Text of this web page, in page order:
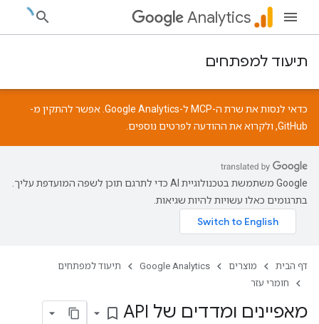
Analytics
תיעוד למפתחים
כדאי לנסות את שרת ה-MCP ל-Google Analytics. אפשר להתקין מ-
GitHub, ולקרוא את ההודעה לפרטים נוספים.
‫Google משתמשת בטכנולוגיית AI כדי לתרגם תוכן לשפה המועדפת עליך.
בתרגומים כאלו עשויות להיות שגיאות.
דף הבית מוצרים Google Analytics
תיעוד למפתחים
חומרי עזר
מאפיינים ומדדים של API bookmark_border